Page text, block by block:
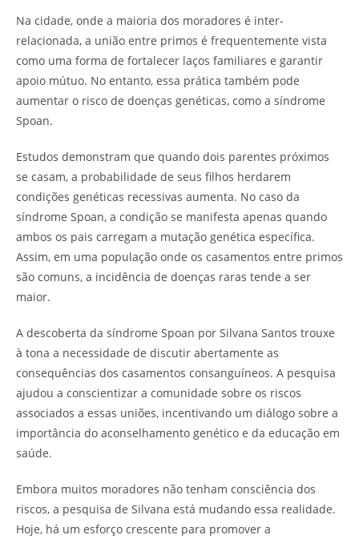
Na cidade, onde a maioria dos moradores é inter-
relacionada, a união entre primos é frequentemente vista
como uma forma de fortalecer laços familiares e garantir
apoio mútuo. No entanto, essa prática também pode
aumentar o risco de doenças genéticas, como a síndrome
Spoan.
Estudos demonstram que quando dois parentes próximos
se casam, a probabilidade de seus filhos herdarem
condições genéticas recessivas aumenta. No caso da
síndrome Spoan, a condição se manifesta apenas quando
ambos os pais carregam a mutação genética específica.
Assim, em uma população onde os casamentos entre primos
são comuns, a incidência de doenças raras tende a ser
maior.
A descoberta da síndrome Spoan por Silvana Santos trouxe
à tona a necessidade de discutir abertamente as
consequências dos casamentos consanguíneos. A pesquisa
ajudou a conscientizar a comunidade sobre os riscos
associados a essas uniões, incentivando um diálogo sobre a
importância do aconselhamento genético e da educação em
saúde.
Embora muitos moradores não tenham consciência dos
riscos, a pesquisa de Silvana está mudando essa realidade.
Hoje, há um esforço crescente para promover a